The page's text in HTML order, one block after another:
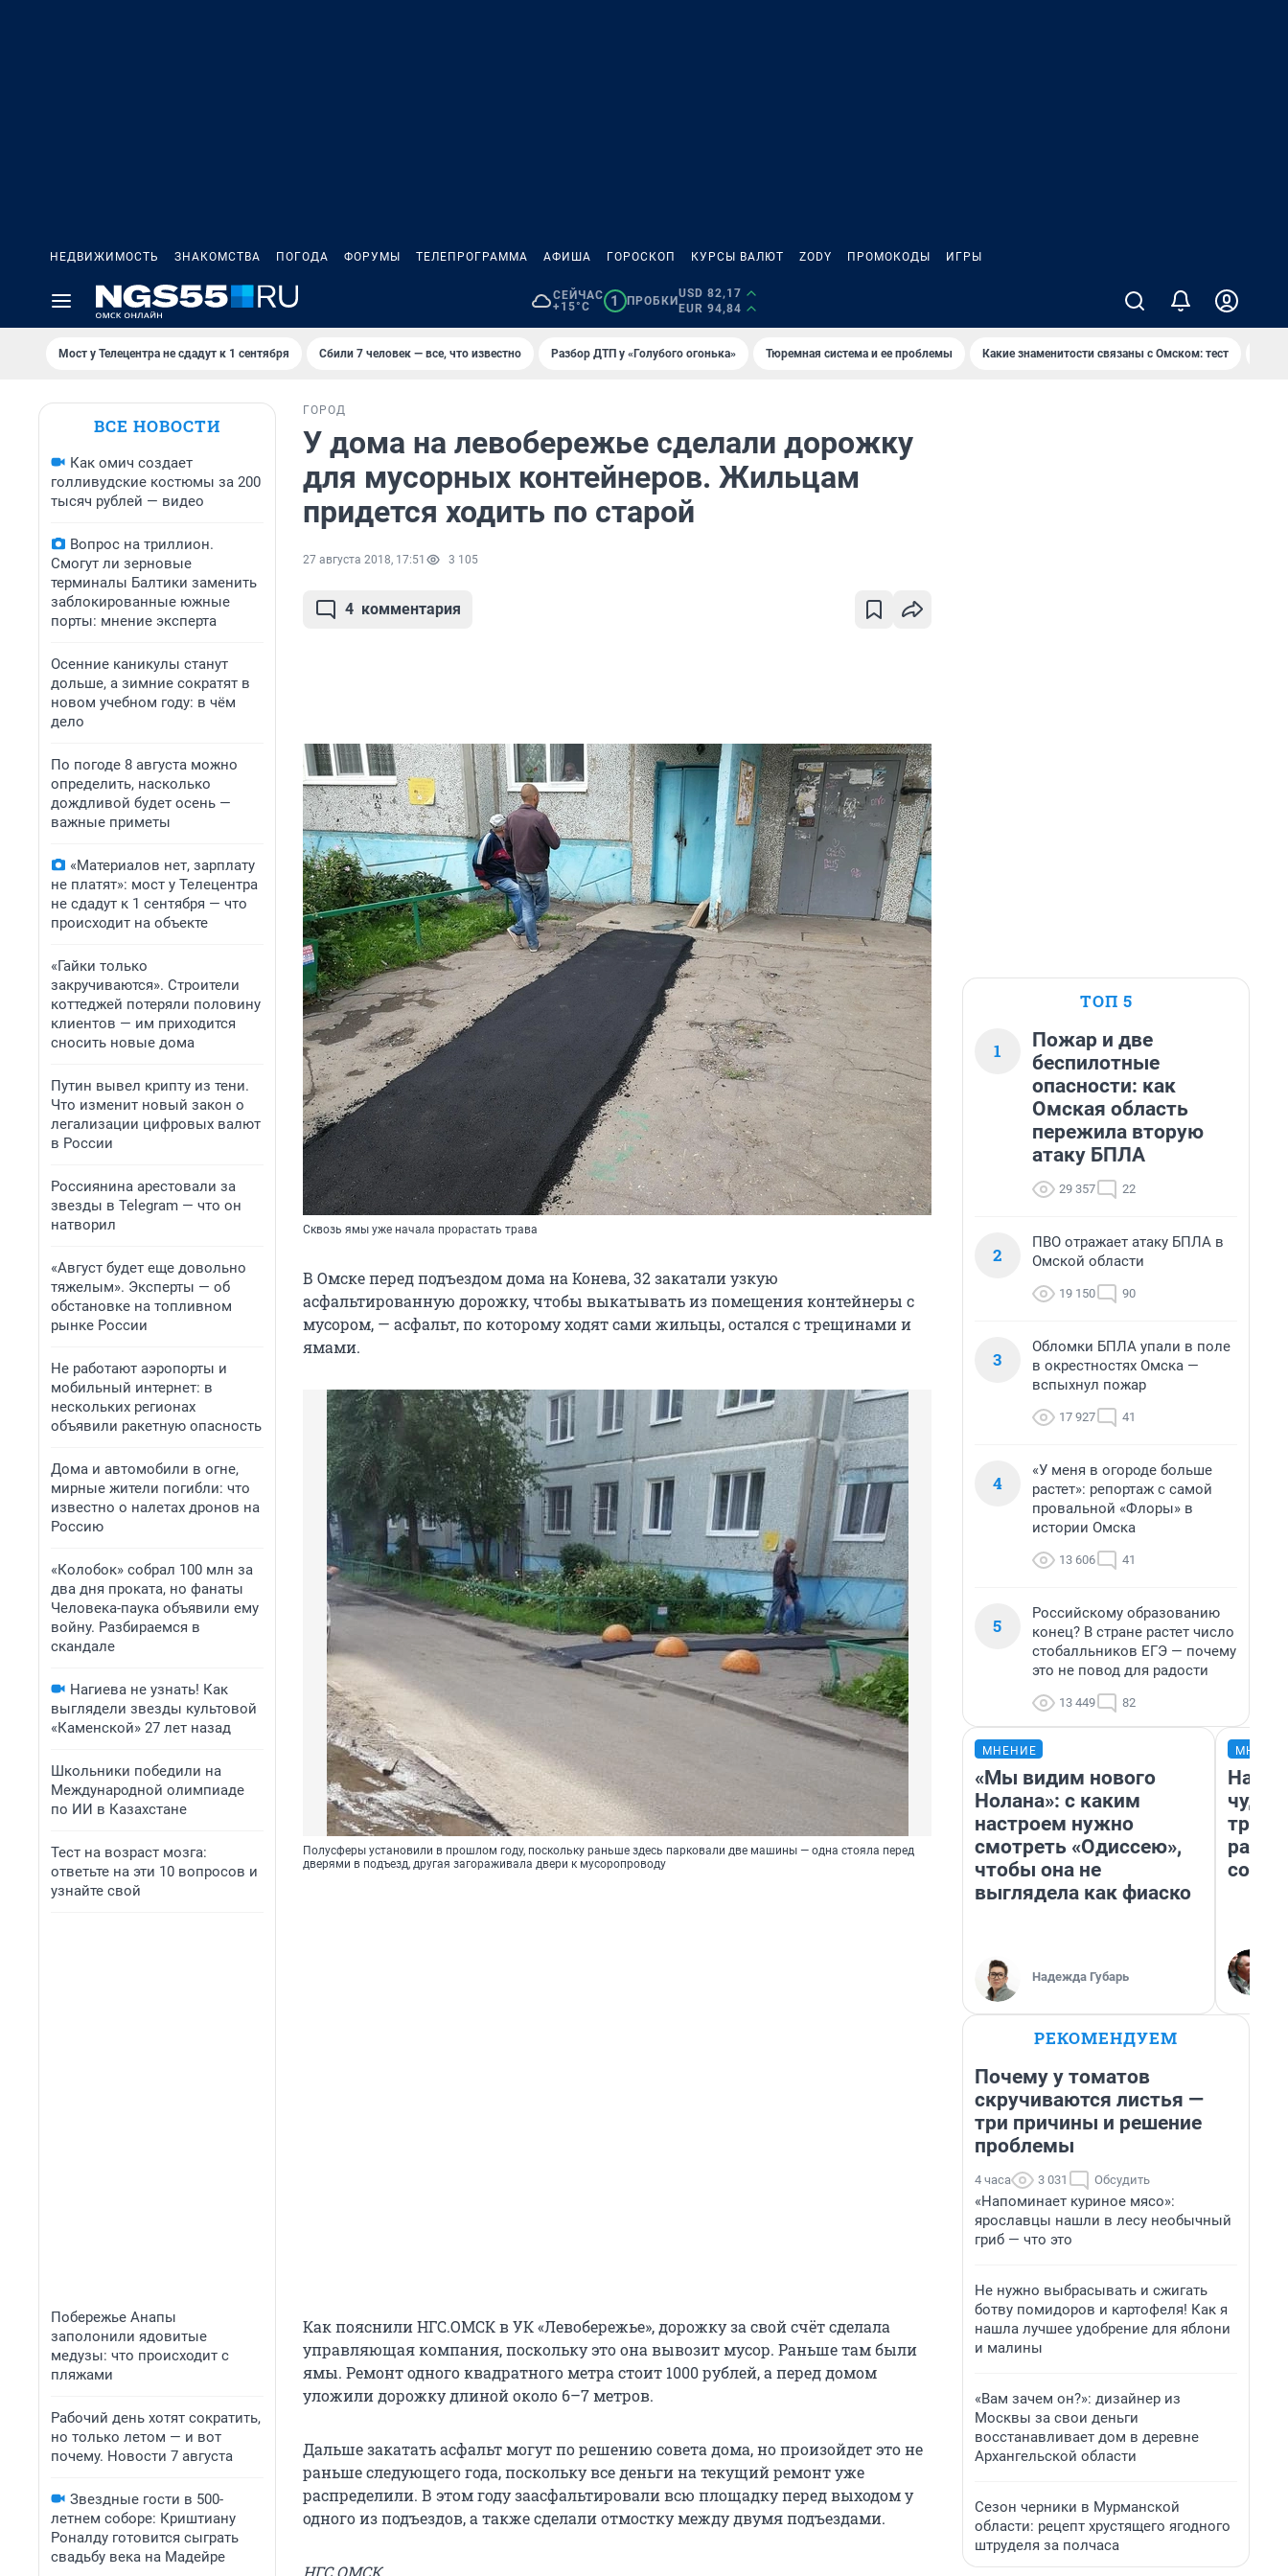
НЕДВИЖИМОСТЬ ЗНАКОМСТВА ПОГОДА ФОРУМЫ ТЕЛЕПРОГРАММА АФИША ГОРОСКОП КУРСЫ ВАЛЮТ ZODY ПРОМОКОДЫ ИГРЫ
СЕЙЧАС
+15°C
1 ПРОБКИ
USD 82,17
EUR 94,84
Мост у Телецентра не сдадут к 1 сентября Сбили 7 человек — все, что известно Разбор ДТП у «Голубого огонька» Тюремная система и ее проблемы Какие знаменитости связаны с Омском: тест
ВСЕ НОВОСТИ
Как омич создает
голливудские костюмы за 200
тысяч рублей — видео
Вопрос на триллион.
Смогут ли зерновые
терминалы Балтики заменить
заблокированные южные
порты: мнение эксперта
Осенние каникулы станут
дольше, а зимние сократят в
новом учебном году: в чём
дело
По погоде 8 августа можно
определить, насколько
дождливой будет осень —
важные приметы
«Материалов нет, зарплату
не платят»: мост у Телецентра
не сдадут к 1 сентября — что
происходит на объекте
«Гайки только
закручиваются». Строители
коттеджей потеряли половину
клиентов — им приходится
сносить новые дома
Путин вывел крипту из тени.
Что изменит новый закон о
легализации цифровых валют
в России
Россиянина арестовали за
звезды в Telegram — что он
натворил
«Август будет еще довольно
тяжелым». Эксперты — об
обстановке на топливном
рынке России
Не работают аэропорты и
мобильный интернет: в
нескольких регионах
объявили ракетную опасность
Дома и автомобили в огне,
мирные жители погибли: что
известно о налетах дронов на
Россию
«Колобок» собрал 100 млн за
два дня проката, но фанаты
Человека-паука объявили ему
войну. Разбираемся в
скандале
Нагиева не узнать! Как
выглядели звезды культовой
«Каменской» 27 лет назад
Школьники победили на
Международной олимпиаде
по ИИ в Казахстане
Тест на возраст мозга:
ответьте на эти 10 вопросов и
узнайте свой
Побережье Анапы
заполонили ядовитые
медузы: что происходит с
пляжами
Рабочий день хотят сократить,
но только летом — и вот
почему. Новости 7 августа
Звездные гости в 500-
летнем соборе: Криштиану
Роналду готовится сыграть
свадьбу века на Мадейре
ГОРОД
У дома на левобережье сделали дорожку
для мусорных контейнеров. Жильцам
придется ходить по старой
27 августа 2018, 17:51 3 105
4 комментария
Сквозь ямы уже начала прорастать трава
В Омске перед подъездом дома на Конева, 32 закатали узкую
асфальтированную дорожку, чтобы выкатывать из помещения контейнеры с
мусором, — асфальт, по которому ходят сами жильцы, остался с трещинами и
ямами.
Полусферы установили в прошлом году, поскольку раньше здесь парковали две машины — одна стояла перед
дверями в подъезд, другая загораживала двери к мусоропроводу
Как пояснили НГС.ОМСК в УК «Левобережье», дорожку за свой счёт сделала
управляющая компания, поскольку это она вывозит мусор. Раньше там были
ямы. Ремонт одного квадратного метра стоит 1000 рублей, а перед домом
уложили дорожку длиной около 6–7 метров.
Дальше закатать асфальт могут по решению совета дома, но произойдет это не
раньше следующего года, поскольку все деньги на текущий ремонт уже
распределили. В этом году заасфальтировали всю площадку перед выходом у
одного из подъездов, а также сделали отмостку между двумя подъездами.
НГС.ОМСК
ТОП 5
1
Пожар и две
беспилотные
опасности: как
Омская область
пережила вторую
атаку БПЛА
29 357 22
2
ПВО отражает атаку БПЛА в
Омской области
19 150 90
3
Обломки БПЛА упали в поле
в окрестностях Омска —
вспыхнул пожар
17 927 41
4
«У меня в огороде больше
растет»: репортаж с самой
провальной «Флоры» в
истории Омска
13 606 41
5
Российскому образованию
конец? В стране растет число
стобалльников ЕГЭ — почему
это не повод для радости
13 449 82
МНЕНИЕ
«Мы видим нового
Нолана»: с каким
настроем нужно
смотреть «Одиссею»,
чтобы она не
выглядела как фиаско
Надежда Губарь
РЕКОМЕНДУЕМ
Почему у томатов
скручиваются листья —
три причины и решение
проблемы
4 часа 3 031 Обсудить
«Напоминает куриное мясо»:
ярославцы нашли в лесу необычный
гриб — что это
Не нужно выбрасывать и сжигать
ботву помидоров и картофеля! Как я
нашла лучшее удобрение для яблони
и малины
«Вам зачем он?»: дизайнер из
Москвы за свои деньги
восстанавливает дом в деревне
Архангельской области
Сезон черники в Мурманской
области: рецепт хрустящего ягодного
штруделя за полчаса